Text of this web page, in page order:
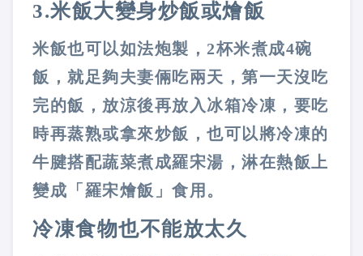
3.米飯大變身炒飯或燴飯
米飯也可以如法炮製， 2杯米煮成4碗
飯，就足夠夫妻倆吃兩天，第一天沒吃
完的飯，放涼後再放入冰箱冷凍，要吃
時再蒸熟或拿來炒飯，也可以將冷凍的
牛腱搭配蔬菜煮成羅宋湯，淋在熱飯上
變成「羅宋燴飯」食用。
冷凍食物也不能放太久